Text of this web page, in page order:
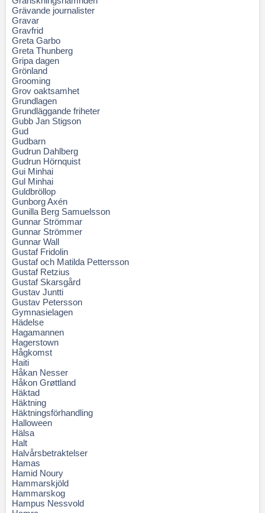
Grävande journalister
Gravar
Gravfrid
Greta Garbo
Greta Thunberg
Gripa dagen
Grönland
Grooming
Grov oaktsamhet
Grundlagen
Grundläggande friheter
Gubb Jan Stigson
Gud
Gudbarn
Gudrun Dahlberg
Gudrun Hörnquist
Gui Minhai
Gul Minhai
Guldbröllop
Gunborg Axén
Gunilla Berg Samuelsson
Gunnar Strömmar
Gunnar Strömmer
Gunnar Wall
Gustaf Fridolin
Gustaf och Matilda Pettersson
Gustaf Retzius
Gustaf Skarsgård
Gustav Juntti
Gustav Petersson
Gymnasielagen
Hädelse
Hagamannen
Hagerstown
Hågkomst
Haiti
Håkan Nesser
Håkon Grøttland
Häktad
Häktning
Häktningsförhandling
Halloween
Hälsa
Halt
Halvårsbetraktelser
Hamas
Hamid Noury
Hammarskjöld
Hammarskog
Hampus Nessvold